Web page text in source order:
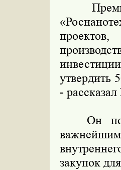
утвердить
-
Он
закупок